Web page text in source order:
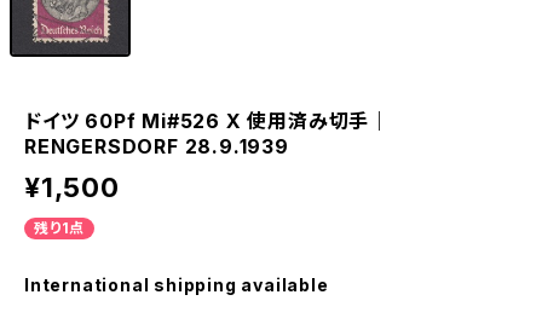
ドイツ 60Pf Mi#526 X 使用済み切手｜
RENGERSDORF 28.9.1939
¥1,500
残り1点
International shipping available